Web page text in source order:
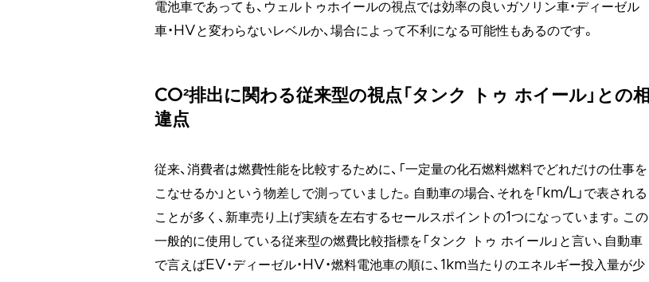
電池車であっても、ウェルトゥホイールの視点では効率の良いガソリン車・ディーゼル
車・HVと変わらないレベルか、場合によって不利になる可能性もあるのです。
CO²排出に関わる従来型の視点「タンク トゥ ホイール」との相
違点
従来、消費者は燃費性能を比較するために、「一定量の化石燃料燃料でどれだけの仕事を
こなせるか」という物差しで測っていました。自動車の場合、それを「km/L」で表される
ことが多く、新車売り上げ実績を左右するセールスポイントの1つになっています。この
一般的に使用している従来型の燃費比較指標を「タンク トゥ ホイール」と言い、自動車
で言えばEV・ディーゼル・HV・燃料電池車の順に、1km当たりのエネルギー投入量が少